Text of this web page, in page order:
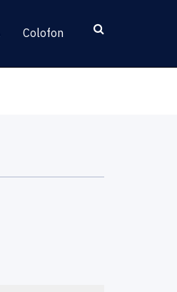
Colofon